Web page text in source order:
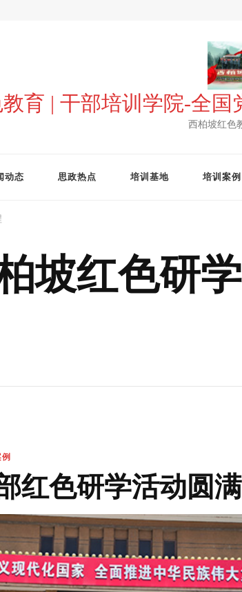
育 | 干部培训学院-全
西柏坡红色
动态 思政热点 培训基地 培训案例
坡红色研
红色研学活动圆